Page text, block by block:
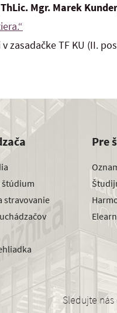
ThLic. Mgr. Marek Kunder
zasadačke TF KU (II.
štúdium
stravovanie
Pre
Sledujte